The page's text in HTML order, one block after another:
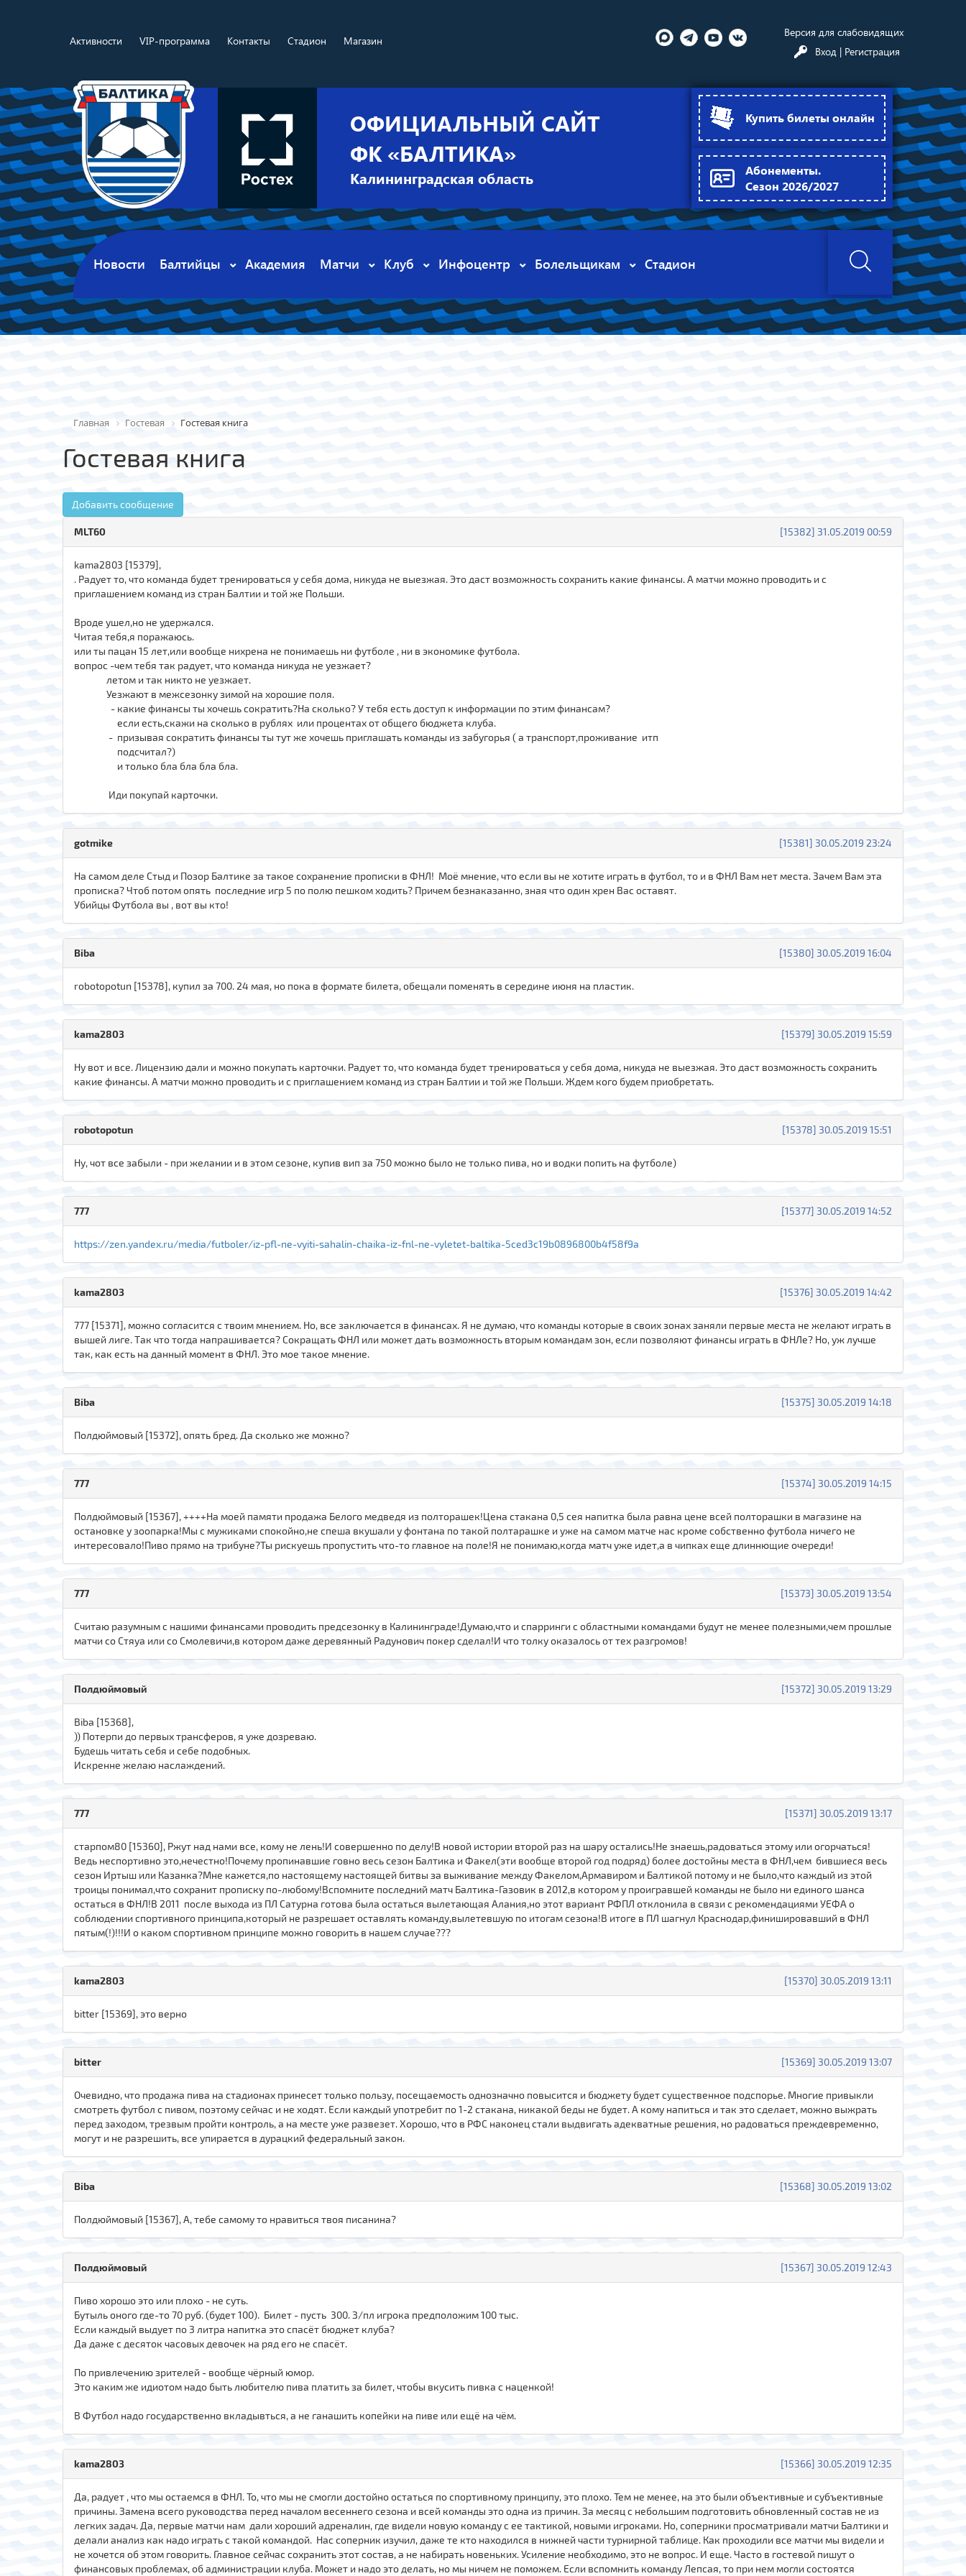
Активности VIP-программа Контакты Стадион Магазин
Версия для слабовидящих
Вход | Регистрация
ОФИЦИАЛЬНЫЙ САЙТ
ФК «БАЛТИКА»
Калининградская область
Купить билеты онлайн
Абонементы.
Сезон 2026/2027
Новости Балтийцы Академия Матчи Клуб Инфоцентр Болельщикам Стадион
Главная Гостевая Гостевая книга
Гостевая книга
Добавить сообщение
[15382] 31.05.2019 00:59
MLT60
kama2803 [15379],
. Радует то, что команда будет тренироваться у себя дома, никуда не выезжая. Это даст возможность сохранить какие финансы. А матчи можно проводить и с
приглашением команд из стран Балтии и той же Польши.
Вроде ушел,но не удержался.
Читая тебя,я поражаюсь.
или ты пацан 15 лет,или вообще нихрена не понимаешь ни футболе , ни в экономике футбола.
вопрос -чем тебя так радует, что команда никуда не уезжает?
летом и так никто не уезжает.
Уезжают в межсезонку зимой на хорошие поля.
- какие финансы ты хочешь сократить?На сколько? У тебя есть доступ к информации по этим финансам?
если есть,скажи на сколько в рублях или процентах от общего бюджета клуба.
- призывая сократить финансы ты тут же хочешь приглашать команды из забугорья ( а транспорт,проживание итп
подсчитал?)
и только бла бла бла бла.
Иди покупай карточки.
[15381] 30.05.2019 23:24
gotmike
На самом деле Стыд и Позор Балтике за такое сохранение прописки в ФНЛ! Моё мнение, что если вы не хотите играть в футбол, то и в ФНЛ Вам нет места. Зачем Вам эта
прописка? Чтоб потом опять последние игр 5 по полю пешком ходить? Причем безнаказанно, зная что один хрен Вас оставят.
Убийцы Футбола вы , вот вы кто!
[15380] 30.05.2019 16:04
Biba
robotopotun [15378], купил за 700. 24 мая, но пока в формате билета, обещали поменять в середине июня на пластик.
[15379] 30.05.2019 15:59
kama2803
Ну вот и все. Лицензию дали и можно покупать карточки. Радует то, что команда будет тренироваться у себя дома, никуда не выезжая. Это даст возможность сохранить
какие финансы. А матчи можно проводить и с приглашением команд из стран Балтии и той же Польши. Ждем кого будем приобретать.
[15378] 30.05.2019 15:51
robotopotun
Ну, чот все забыли - при желании и в этом сезоне, купив вип за 750 можно было не только пива, но и водки попить на футболе)
[15377] 30.05.2019 14:52
777
https://zen.yandex.ru/media/futboler/iz-pfl-ne-vyiti-sahalin-chaika-iz-fnl-ne-vyletet-baltika-5ced3c19b0896800b4f58f9a
[15376] 30.05.2019 14:42
kama2803
777 [15371], можно согласится с твоим мнением. Но, все заключается в финансах. Я не думаю, что команды которые в своих зонах заняли первые места не желают играть в
вышей лиге. Так что тогда напрашивается? Сокращать ФНЛ или может дать возможность вторым командам зон, если позволяют финансы играть в ФНЛе? Но, уж лучше
так, как есть на данный момент в ФНЛ. Это мое такое мнение.
[15375] 30.05.2019 14:18
Biba
Полдюймовый [15372], опять бред. Да сколько же можно?
[15374] 30.05.2019 14:15
777
Полдюймовый [15367], ++++На моей памяти продажа Белого медведя из полторашек!Цена стакана 0,5 сея напитка была равна цене всей полторашки в магазине на
остановке у зоопарка!Мы с мужиками спокойно,не спеша вкушали у фонтана по такой полтарашке и уже на самом матче нас кроме собственно футбола ничего не
интересовало!Пиво прямо на трибуне?Ты рискуешь пропустить что-то главное на поле!Я не понимаю,когда матч уже идет,а в чипках еще длиннющие очереди!
[15373] 30.05.2019 13:54
777
Считаю разумным с нашими финансами проводить предсезонку в Калининграде!Думаю,что и спарринги с областными командами будут не менее полезными,чем прошлые
матчи со Стяуа или со Смолевичи,в котором даже деревянный Радунович покер сделал!И что толку оказалось от тех разгромов!
[15372] 30.05.2019 13:29
Полдюймовый
Biba [15368],
)) Потерпи до первых трансферов, я уже дозреваю.
Будешь читать себя и себе подобных.
Искренне желаю наслаждений.
[15371] 30.05.2019 13:17
777
старпом80 [15360], Ржут над нами все, кому не лень!И совершенно по делу!В новой истории второй раз на шару остались!Не знаешь,радоваться этому или огорчаться!
Ведь неспортивно это,нечестно!Почему пропинавшие говно весь сезон Балтика и Факел(эти вообще второй год подряд) более достойны места в ФНЛ,чем бившиеся весь
сезон Иртыш или Казанка?Мне кажется,по настоящему настоящей битвы за выживание между Факелом,Армавиром и Балтикой потому и не было,что каждый из этой
троицы понимал,что сохранит прописку по-любому!Вспомните последний матч Балтика-Газовик в 2012,в котором у проигравшей команды не было ни единого шанса
остаться в ФНЛ!В 2011 после выхода из ПЛ Сатурна готова была остаться вылетающая Алания,но этот вариант РФПЛ отклонила в связи с рекомендациями УЕФА о
соблюдении спортивного принципа,который не разрешает оставлять команду,вылетевшую по итогам сезона!В итоге в ПЛ шагнул Краснодар,финишировавший в ФНЛ
пятым(!)!!!И о каком спортивном принципе можно говорить в нашем случае???
[15370] 30.05.2019 13:11
kama2803
bitter [15369], это верно
[15369] 30.05.2019 13:07
bitter
Очевидно, что продажа пива на стадионах принесет только пользу, посещаемость однозначно повысится и бюджету будет существенное подспорье. Многие привыкли
смотреть футбол с пивом, поэтому сейчас и не ходят. Если каждый употребит по 1-2 стакана, никакой беды не будет. А кому напиться и так это сделает, можно выжрать
перед заходом, трезвым пройти контроль, а на месте уже развезет. Хорошо, что в РФС наконец стали выдвигать адекватные решения, но радоваться преждевременно,
могут и не разрешить, все упирается в дурацкий федеральный закон.
[15368] 30.05.2019 13:02
Biba
Полдюймовый [15367], А, тебе самому то нравиться твоя писанина?
[15367] 30.05.2019 12:43
Полдюймовый
Пиво хорошо это или плохо - не суть.
Бутыль оного где-то 70 руб. (будет 100). Билет - пусть 300. З/пл игрока предположим 100 тыс.
Если каждый выдует по 3 литра напитка это спасёт бюджет клуба?
Да даже с десяток часовых девочек на ряд его не спасёт.
По привлечению зрителей - вообще чёрный юмор.
Это каким же идиотом надо быть любителю пива платить за билет, чтобы вкусить пивка с наценкой!
В Футбол надо государственно вкладывться, а не ганашить копейки на пиве или ещё на чём.
[15366] 30.05.2019 12:35
kama2803
Да, радует , что мы остаемся в ФНЛ. То, что мы не смогли достойно остаться по спортивному принципу, это плохо. Тем не менее, на это были объективные и субъективные
причины. Замена всего руководства перед началом весеннего сезона и всей команды это одна из причин. За месяц с небольшим подготовить обновленный состав не из
легких задач. Да, первые матчи нам дали хороший адреналин, где видели новую команду с ее тактикой, новыми игроками. Но, соперники просматривали матчи Балтики и
делали анализ как надо играть с такой командой. Нас соперник изучил, даже те кто находился в нижней части турнирной таблице. Как проходили все матчи мы видели и
не хочется об этом говорить. Главное сейчас сохранить этот состав, а не набирать новеньких. Усиление необходимо, это не вопрос. И еще. Часто в гостевой пишут о
финансовых проблемах, об администрации клуба. Может и надо это делать, но мы ничем не поможем. Если вспомнить команду Лепсая, то при нем могли состоятся